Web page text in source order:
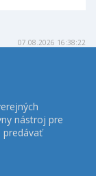
07.08.2026 16:38:22
nástroj pre
predávať